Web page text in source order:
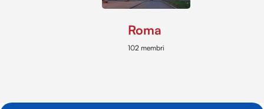
Roma
102 membri